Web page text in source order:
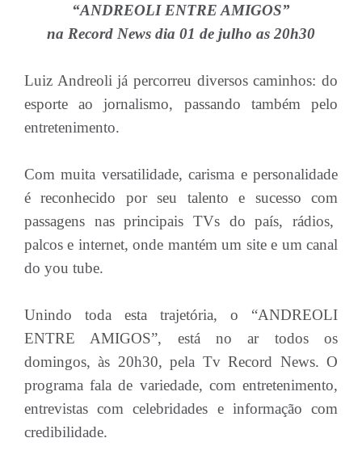
“ANDREOLI ENTRE AMIGOS”
na Record News dia 01 de julho as 20h30
Luiz Andreoli já percorreu diversos caminhos: do
esporte ao jornalismo, passando também pelo
entretenimento.
Com muita versatilidade, carisma e personalidade
é reconhecido por seu talento e sucesso com
passagens nas principais TVs do país, rádios,
palcos e internet, onde mantém um site e um canal
do you tube.
Unindo toda esta trajetória, o “ANDREOLI
ENTRE AMIGOS”, está no ar todos os
domingos, às 20h30, pela Tv Record News. O
programa fala de variedade, com entretenimento,
entrevistas com celebridades e informação com
credibilidade.